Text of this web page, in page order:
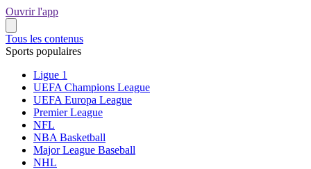
Ouvrir l'app
Tous les contenus
Sports populaires
Ligue 1
UEFA Champions League
UEFA Europa League
Premier League
NFL
NBA Basketball
Major League Baseball
NHL